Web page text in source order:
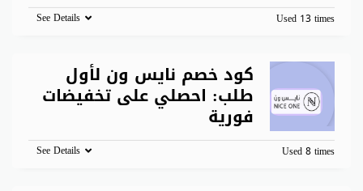
Used 13 times
See Details
كود خصم نايس ون لأول
طلب: احصلي على تخفيضات
فورية
Used 8 times
See Details